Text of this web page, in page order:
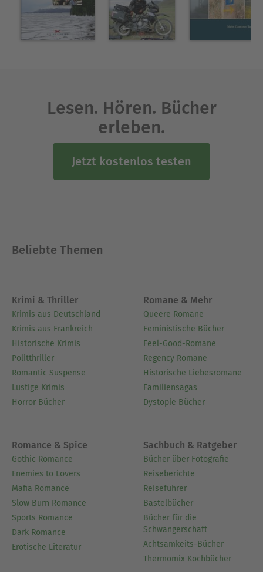
Ausblenden
Lesen. Hören. Bücher
erleben.
Jetzt kostenlos testen
Beliebte Themen
Krimi & Thriller
Krimis aus Deutschland
Krimis aus Frankreich
Historische Krimis
Politthriller
Romantic Suspense
Lustige Krimis
Horror Bücher
Romane & Mehr
Queere Romane
Feministische Bücher
Feel-Good-Romane
Regency Romane
Historische Liebesromane
Familiensagas
Dystopie Bücher
Romance & Spice
Gothic Romance
Enemies to Lovers
Mafia Romance
Slow Burn Romance
Sports Romance
Dark Romance
Erotische Literatur
Sachbuch & Ratgeber
Bücher über Fotografie
Reiseberichte
Reiseführer
Bastelbücher
Bücher für die
Schwangerschaft
Achtsamkeits-Bücher
Thermomix Kochbücher